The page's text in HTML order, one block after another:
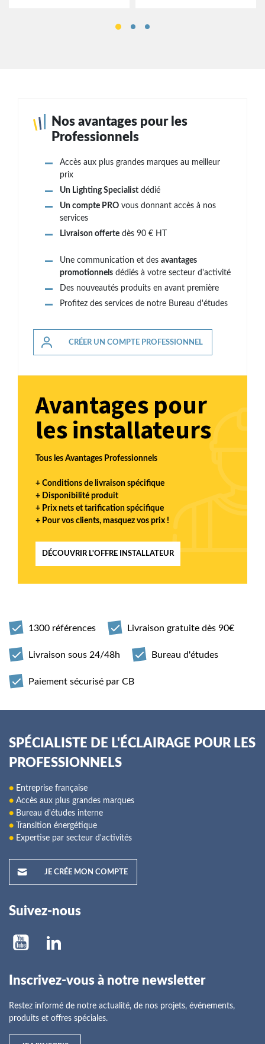
Nos avantages pour les
Professionnels
Accès aux plus grandes marques au meilleur
prix
Un Lighting Specialist dédié
Un compte PRO vous donnant accès à nos
services
Livraison offerte dès 90 € HT
Une communication et des avantages
promotionnels dédiés à votre secteur d'activité
Des nouveautés produits en avant première
Profitez des services de notre Bureau d'études
CRÉER UN COMPTE PROFESSIONNEL
Avantages pour
les installateurs
Tous les Avantages Professionnels
+ Conditions de livraison spécifique
+ Disponibilité produit
+ Prix nets et tarification spécifique
+ Pour vos clients, masquez vos prix !
DÉCOUVRIR L'OFFRE INSTALLATEUR
1300 références Livraison gratuite dès 90€
Livraison sous 24/48h Bureau d'études
Paiement sécurisé par CB
SPÉCIALISTE DE L'ÉCLAIRAGE POUR LES
PROFESSIONNELS
● Entreprise française
● Accès aux plus grandes marques
● Bureau d'études interne
● Transition énergétique
● Expertise par secteur d'activités
JE CRÉE MON COMPTE
Suivez-nous
Inscrivez-vous à notre newsletter
Restez informé de notre actualité, de nos projets, événements,
produits et offres spéciales.